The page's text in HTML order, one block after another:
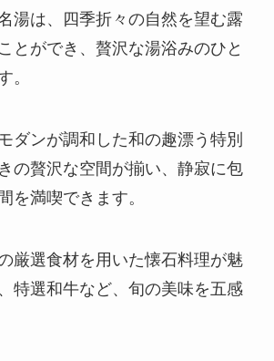
湯は、四季折々の自然を望む露
とができ、贅沢な湯浴みのひと
。
ダンが調和した和の趣漂う特別
の贅沢な空間が揃い、静寂に包
を満喫できます。
厳選食材を用いた懐石料理が魅
特選和牛など、旬の美味を五感